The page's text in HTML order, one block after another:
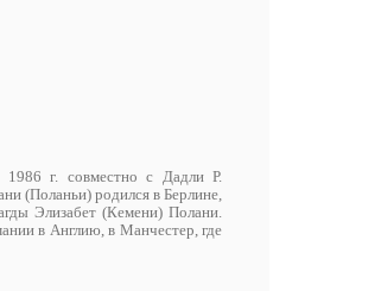
г. совместно с Дадли Р.
(Поланьи) родился в Берлине,
Элизабет (Кемени) Полани.
в Англию, в Манчестер, где